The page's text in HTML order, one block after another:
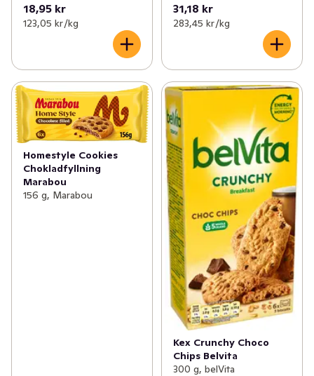
18,95 kr
123,05 kr /kg
31,18 kr
283,45 kr /kg
Homestyle Cookies
Chokladfyllning
Marabou
156 g, Marabou
Kex Crunchy Choco
Chips Belvita
300 g, belVita